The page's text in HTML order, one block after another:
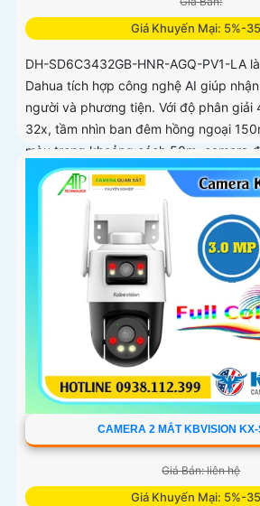
Giá Khuyến Mại: 5%-
DH-SD6C3432GB-HNR-AGQ-PV1-LA
Dahua tích hợp công nghệ AI giúp
người và phương tiện. Với độ phân giải
32x, tầm nhìn ban đêm hồng ngoại
màu trong khoảng cách 50m, camera
nét 24/7
CAMERA 2 MẮT KBVISION
Giá Bán: liên hệ
Giá Khuyến Mại: 5%-